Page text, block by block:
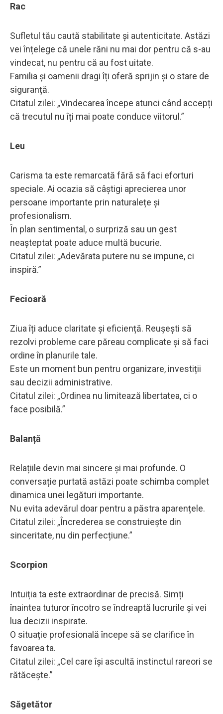
Rac
Sufletul tău caută stabilitate și autenticitate. Astăzi
vei înțelege că unele răni nu mai dor pentru că s-au
vindecat, nu pentru că au fost uitate.
Familia și oamenii dragi îți oferă sprijin și o stare de
siguranță.
Citatul zilei: „Vindecarea începe atunci când accepți
că trecutul nu îți mai poate conduce viitorul.”
Leu
Carisma ta este remarcată fără să faci eforturi
speciale. Ai ocazia să câștigi aprecierea unor
persoane importante prin naturalețe și
profesionalism.
În plan sentimental, o surpriză sau un gest
neașteptat poate aduce multă bucurie.
Citatul zilei: „Adevărata putere nu se impune, ci
inspiră.”
Fecioară
Ziua îți aduce claritate și eficiență. Reușești să
rezolvi probleme care păreau complicate și să faci
ordine în planurile tale.
Este un moment bun pentru organizare, investiții
sau decizii administrative.
Citatul zilei: „Ordinea nu limitează libertatea, ci o
face posibilă.”
Balanță
Relațiile devin mai sincere și mai profunde. O
conversație purtată astăzi poate schimba complet
dinamica unei legături importante.
Nu evita adevărul doar pentru a păstra aparențele.
Citatul zilei: „Încrederea se construiește din
sinceritate, nu din perfecțiune.”
Scorpion
Intuiția ta este extraordinar de precisă. Simți
înaintea tuturor încotro se îndreaptă lucrurile și vei
lua decizii inspirate.
O situație profesională începe să se clarifice în
favoarea ta.
Citatul zilei: „Cel care își ascultă instinctul rareori se
rătăcește.”
Săgetător